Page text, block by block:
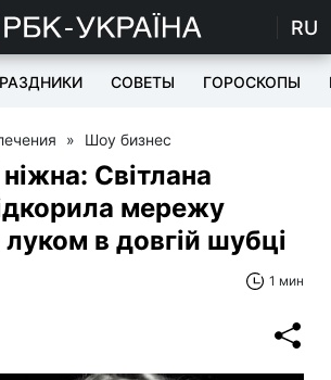
RU
СОВЕТЫ ГОРОСКОПЫ
» Шоу бизнес
Світлана
мережу
в довгій шубці
1 мин